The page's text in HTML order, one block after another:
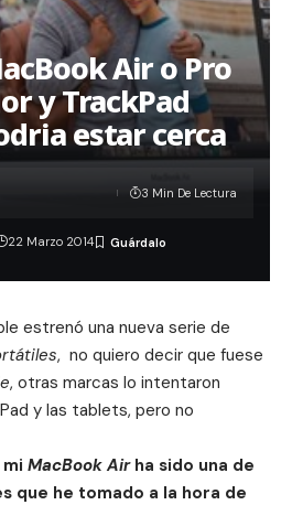
Air o Pro
y TrackPad
estar cerca
22 Marzo 2014
3 Min De Lectura
estrenó una nueva serie de
, no quiero decir que fuese
, otras marcas lo intentaron
y las tablets, pero no
MacBook Airha sido una de
que he tomado a la hora de